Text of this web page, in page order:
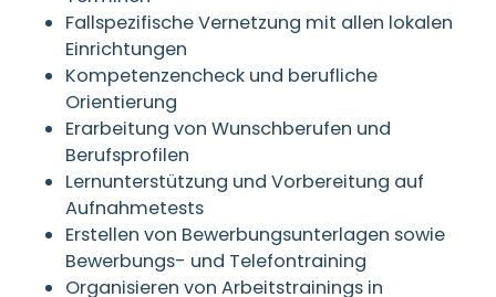
Fallspezifische Vernetzung mit allen lokalen
Einrichtungen
Kompetenzencheck und berufliche
Orientierung
Erarbeitung von Wunschberufen und
Berufsprofilen
Lernunterstützung und Vorbereitung auf
Aufnahmetests
Erstellen von Bewerbungsunterlagen sowie
Bewerbungs- und Telefontraining
Organisieren von Arbeitstrainings in